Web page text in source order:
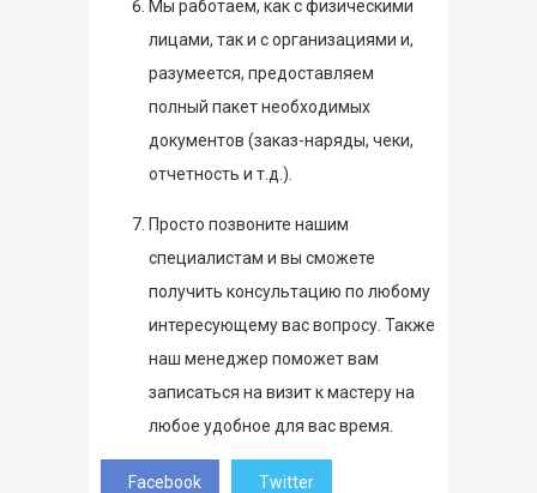
Мы работаем, как с физическими
лицами, так и с организациями и,
разумеется, предоставляем
полный пакет необходимых
документов (заказ-наряды, чеки,
отчетность и т.д.).
Просто позвоните нашим
специалистам и вы сможете
получить консультацию по любому
интересующему вас вопросу. Также
наш менеджер поможет вам
записаться на визит к мастеру на
любое удобное для вас время.
Facebook Twitter